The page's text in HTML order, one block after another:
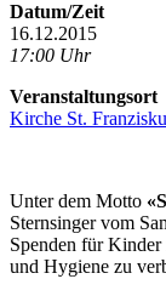
Datum/Zeit
16.12.2015
17:00 Uhr
Veranstaltungsort
Kirche St.
Unter dem Motto
Sternsinger vom
Spenden für
und Hygiene zu